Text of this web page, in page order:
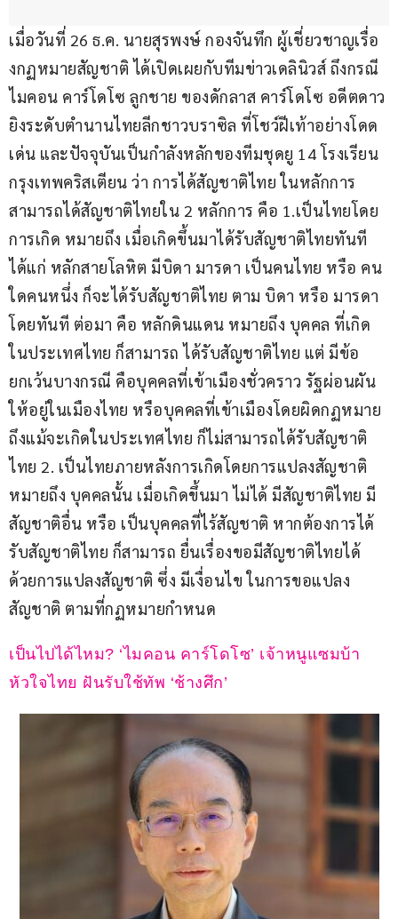
เมื่อวันที่ 26 ธ.ค. นายสุรพงษ์ กองจันทึก ผู้เชี่ยวชาญเรื่อ
งกฏหมายสัญชาติ ได้เปิดเผยกับทีมข่าวเดลินิวส์ ถึงกรณี
ไมคอน คาร์โดโซ ลูกชาย ของดักลาส คาร์โดโซ อดีตดาว
ยิงระดับตำนานไทยลีกชาวบราซิล ที่โชว์ฝีเท้าอย่างโดด
เด่น และปัจจุบันเป็นกำลังหลักของทีมชุดยู 14 โรงเรียน
กรุงเทพคริสเตียน ว่า การได้สัญชาติไทย ในหลักการ
สามารถได้สัญชาติไทยใน 2 หลักการ คือ 1.เป็นไทยโดย
การเกิด หมายถึง เมื่อเกิดขึ้นมาได้รับสัญชาติไทยทันที
ได้แก่ หลักสายโลหิต มีบิดา มารดา เป็นคนไทย หรือ คน
ใดคนหนึ่ง ก็จะได้รับสัญชาติไทย ตาม บิดา หรือ มารดา
โดยทันที ต่อมา คือ หลักดินแดน หมายถึง บุคคล ที่เกิด
ในประเทศไทย ก็สามารถ ได้รับสัญชาติไทย แต่ มีข้อ
ยกเว้นบางกรณี คือบุคคลที่เข้าเมืองชั่วคราว รัฐผ่อนผัน
ให้อยู่ในเมืองไทย หรือบุคคลที่เข้าเมืองโดยผิดกฏหมาย
ถึงแม้จะเกิดในประเทศไทย ก็ไม่สามารถได้รับสัญชาติ
ไทย 2. เป็นไทยภายหลังการเกิดโดยการแปลงสัญชาติ
หมายถึง บุคคลนั้น เมื่อเกิดขึ้นมา ไม่ได้ มีสัญชาติไทย มี
สัญชาติอื่น หรือ เป็นบุคคลที่ไร้สัญชาติ หากต้องการได้
รับสัญชาติไทย ก็สามารถ ยื่นเรื่องขอมีสัญชาติไทยได้
ด้วยการแปลงสัญชาติ ซึ่ง มีเงื่อนไข ในการขอแปลง
สัญชาติ ตามที่กฏหมายกำหนด
เป็นไปได้ไหม? ‘ไมคอน คาร์โดโซ’ เจ้าหนูแซมบ้า
หัวใจไทย ฝันรับใช้ทัพ ‘ช้างศึก’